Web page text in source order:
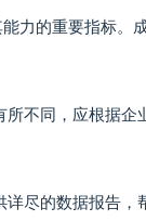
力的重要指标。
不同，应根据
尽的数据报告